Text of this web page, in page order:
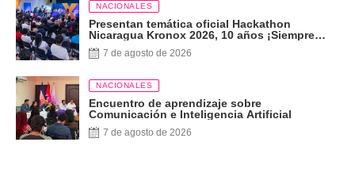
NACIONALES
Presentan temática oficial Hackathon
Nicaragua Kronox 2026, 10 años ¡Siempre
Más Allá!
7 de agosto de 2026
NACIONALES
Encuentro de aprendizaje sobre
Comunicación e Inteligencia Artificial
7 de agosto de 2026